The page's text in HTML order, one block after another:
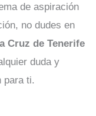
de aspiración
no dudes en
Cruz de Tenerife
duda y
para ti.